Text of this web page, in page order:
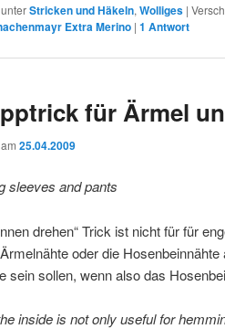
Stricken und Häkeln, Wolliges |
Extra Merino | 1 Antwort
für Ärmel
25.04.2009
sleeves and pants
drehen“ Trick ist nicht für für
oder die
sein sollen, wenn also das
inside is not only useful for